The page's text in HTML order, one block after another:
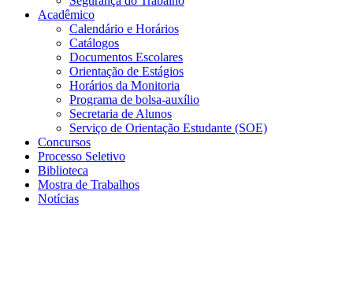
Acadêmico
Calendário e Horários
Catálogos
Documentos Escolares
Orientação de Estágios
Horários da Monitoria
Programa de bolsa-auxílio
Secretaria de Alunos
Serviço de Orientação Estudante (SOE)
Concursos
Processo Seletivo
Biblioteca
Mostra de Trabalhos
Notícias